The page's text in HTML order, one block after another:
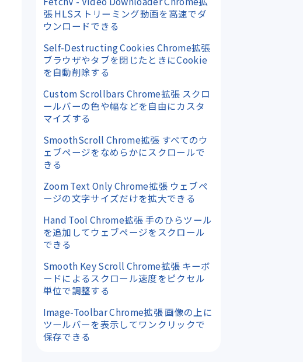
張 HLSストリーミング動画を高速でダ
ウンロードできる
Self-Destructing Cookies Chrome拡張
ブラウザやタブを閉じたときにCookie
を自動削除する
Custom Scrollbars Chrome拡張 スクロ
ールバーの色や幅などを自由にカスタ
マイズする
SmoothScroll Chrome拡張 すべてのウ
ェブページをなめらかにスクロールで
きる
Zoom Text Only Chrome拡張 ウェブペ
ージの文字サイズだけを拡大できる
Hand Tool Chrome拡張 手のひらツール
を追加してウェブページをスクロール
できる
Smooth Key Scroll Chrome拡張 キーボ
ードによるスクロール速度をピクセル
単位で調整する
Image-Toolbar Chrome拡張 画像の上に
ツールバーを表示してワンクリックで
保存できる